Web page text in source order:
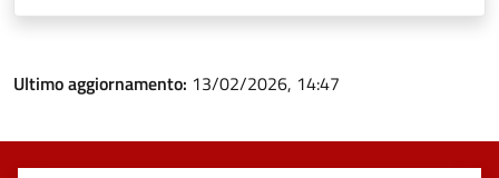
Ultimo aggiornamento: 13/02/2026, 14:47